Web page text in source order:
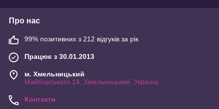
Про нас
99% позитивних з 212 відгуків за рік
Працює з 30.01.2013
м. Хмельницький
Майборського 14, Хмельницький, Україна
Контакти